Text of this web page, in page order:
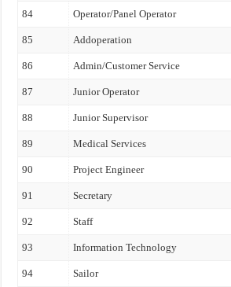
84 Operator/Panel Operator
85 Addoperation
86 Admin/Customer Service
87 Junior Operator
88 Junior Supervisor
89 Medical Services
90 Project Engineer
91 Secretary
92 Staff
93 Information Technology
94 Sailor